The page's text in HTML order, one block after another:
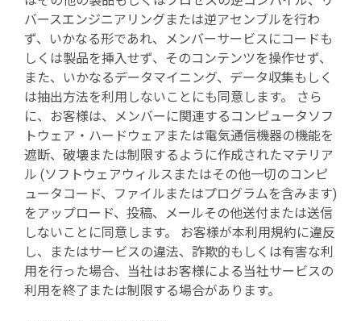
バースエンジニアリングまたは逆アセンブルを行わ
ず、いかなる形であれ、メンバーサービスにコードも
しくは製品を挿入せず、そのコンテンツを操作せず、
また、いかなるデータマイニング、データ収集もしく
は抽出方法を利用しないことにも同意します。 さら
に、お客様は、メンバーに関連するコンピュータソフ
トウェア・ハードウェアまたは電気通信機器の機能を
遮断、破壊または制限するように作成されたマテリア
ル (ソフトウェアウィルスまたはその他一切のコンピ
ュータコード、ファイルまたはプログラムを含みます)
をアップロード、投稿、メールその他送付または送信
しないことに同意します。 お客様が本利用規約に違反
し、またはサービスの違法、詐欺的もしくは有害な利
用を行った場合、当社はお客様による当社サービスの
利用を終了または制限する場合があります。